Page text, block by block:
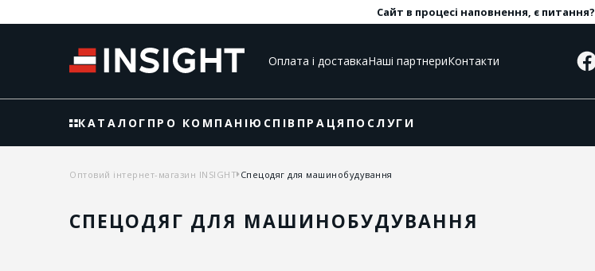
Сайт в процесі наповнення, є питання?
Оплата і доставкаНаші партнериКонтакти
КАТАЛОГ ПРО КОМПАНІЮ СПІВПРАЦЯ ПОСЛУГИ
Оптовий інтернет-магазин INSIGHT Спецодяг для машинобудування
СПЕЦОДЯГ ДЛЯ МАШИНОБУДУВАННЯ